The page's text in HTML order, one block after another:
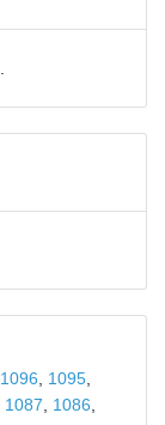
1096 1095,
1087 1086